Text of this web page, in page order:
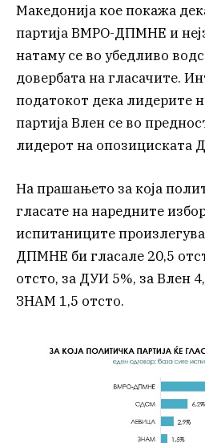
Македонија кое покажа
партија ВМРО-ДПМНЕ и
натаму се во убедливо
довербата на гласачите.
податокот дека лидерите
партија Влен се во
лидерот на опозициската
На прашањето за која
гласате на наредните
испитаниците
ДПМНЕ би гласале 20,5
отсто, за ДУИ 5%, за Влен
ЗНАМ 1,5 отсто.